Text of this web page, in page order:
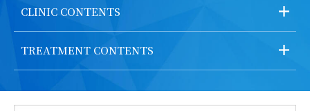
CLINIC CONTENTS
TREATMENT CONTENTS